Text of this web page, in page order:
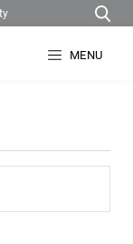
MENU